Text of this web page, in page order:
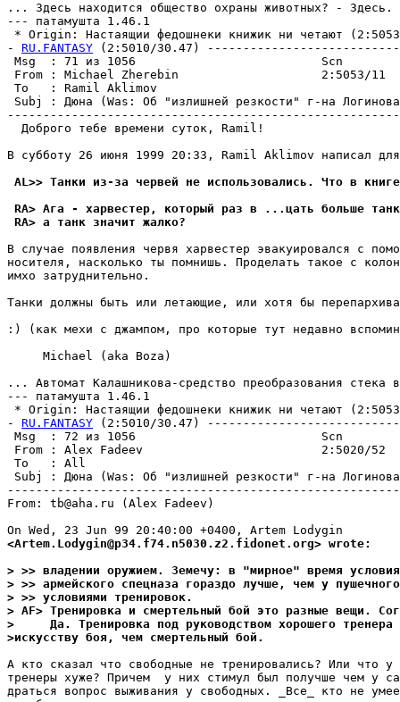
... Здесь находится общество охраны животных? - Здесь.
--- патамушта 1.46.1
* Origin: Hастаящии федошнеки книжик ни четают
- RU.FANTASY (2:5010/30.47)
Msg  : 71 из 1056
From : Michael Zherebin                    2:5053/11
To   : Ramil Aklimov
Subj : Дюна (Was: Об "излишней
  Доброго тебе времени суток, Ramil!
B субботу 26 июня 1999 20:33, Ramil Aklimov написал
AL>> Танки из-за червей не использовались. Что в
RA> Ага - харвестер, который раз в ...цать больше
RA> а танк значит жалко?
В случае появления чеpвя харвестер эвакуиpовался с
носителя, насколько ты помнишь. Проделать такое с
имхо затpуднительно.
Танки должны быть или летающие, или хотя бы
:) (как мехи с джампом, про которые тут недавно
     Michael (aka Boza)
... Автомат Калашникова-средство преобразования стека
--- патамушта 1.46.1
* Origin: Hастаящии федошнеки книжик ни четают
- RU.FANTASY (2:5010/30.47)
Msg  : 72 из 1056
From : Alex Fadeev                         2:5020/52
To   : All
Subj : Дюна (Was: Об "излишней
From: tb@aha.ru (Alex Fadeev)
<Artem.Lodygin@p34.f74.n5030.z2.fidonet.org> wrote:
> >> владении оружием. Земечу: в "мирное" время
> >> армейского спецназа гораздо лучше, чем у
> >> условиями тренировок.
> AF> Тренировка и смертельный бой это разные вещи.
>     Да. Тренировка под руководством хорошего тренера
>искусству боя, чем смертельный бой.
А кто сказал что свободные не тренировались? Или что у
тренеры хуже? Причем  у них стимул был получше чем у
драться вопрос выживания у свободных. _Все_ кто не